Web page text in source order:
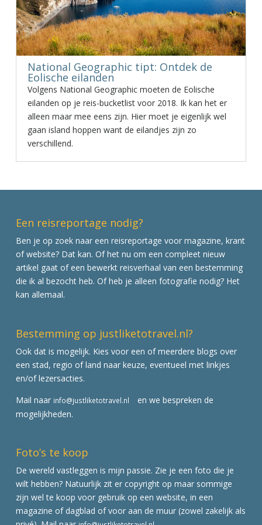
National Geographic tipt: Ontdek de
Eolische eilanden
Volgens National Geographic moeten de Eolische
eilanden op je reis-bucketlist voor 2018. Ik kan het er
alleen maar mee eens zijn. Hier moet je eigenlijk wel
gaan island hoppen want de eilandjes zijn zo
verschillend.
Een reisreportage nodig?
Ben je op zoek naar een reisreportage voor magazine, krant
of website? Dat kan. Of het nu om een compleet nieuw
artikel gaat of een bewerkt reisverhaal van een bestemming
die ik al bezocht heb. Of heb je alleen fotografie nodig? Het
kan allemaal.
Bestemming op justliketotravel.nl?
Ook dat is mogelijk. Kies voor een of meerdere blogs over
een stad, regio of land naar keuze, eventueel met linkjes
en/of lezersacties.
Mail naar info@justliketotravel.nl
en we bespreken de
mogelijkheden.
Foto’s te koop
De wereld vastleggen is mijn passie. Zie je een foto die je
wilt hebben? Natuurlijk zit er copyright op maar sommige
zijn wel te koop voor gebruik op een website, in een
magazine of dagblad of voor aan de muur (zowel zakelijk als